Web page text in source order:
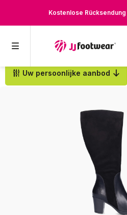
Kostenlose Rücksendung
Uw persoonlijke aanbod
Zurück